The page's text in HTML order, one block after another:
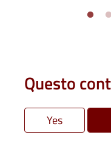
Questo